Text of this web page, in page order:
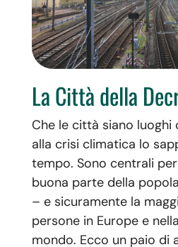
La Città della
Che le città siano
alla crisi climatica lo
tempo. Sono centrali
buona parte della
– e sicuramente la
persone in Europe e
mondo. Ecco un paio di